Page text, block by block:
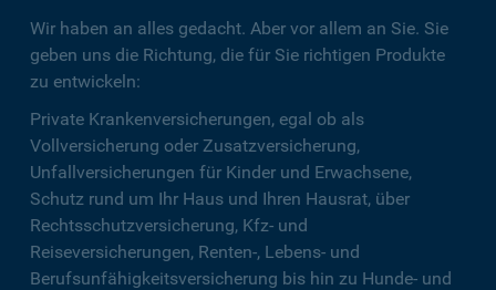
Wir haben an alles gedacht. Aber vor allem an Sie. Sie
geben uns die Richtung, die für Sie richtigen Produkte
zu entwickeln:
Private Krankenversicherungen, egal ob als
Vollversicherung oder Zusatzversicherung,
Unfallversicherungen für Kinder und Erwachsene,
Schutz rund um Ihr Haus und Ihren Hausrat, über
Rechtsschutzversicherung, Kfz- und
Reiseversicherungen, Renten-, Lebens- und
Berufsunfähigkeitsversicherung bis hin zu Hunde- und